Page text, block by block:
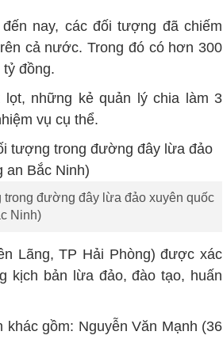
nay, các đối tượng đã chiếm
cả nước. Trong đó có hơn 300
đồng.
những kẻ quản lý chia làm 3
vụ cụ thể.
đường đây lừa đảo xuyên quốc
Ninh)
Lãng, TP Hải Phòng) được xác
kịch bản lừa đảo, đào tạo, huấn
khác gồm: Nguyễn Văn Mạnh (36